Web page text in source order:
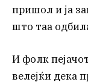
пришол и ја
што таа
И фолк
велејќи дека